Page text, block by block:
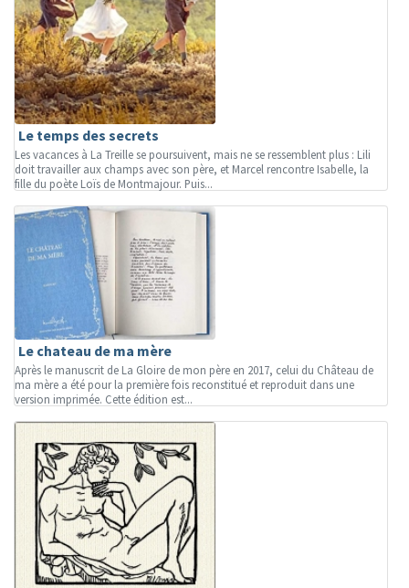
Le temps des secrets
Les vacances à La Treille se poursuivent, mais ne se ressemblent plus : Lili
doit travailler aux champs avec son père, et Marcel rencontre Isabelle, la
fille du poète Loïs de Montmajour. Puis...
Le chateau de ma mère
Après le manuscrit de La Gloire de mon père en 2017, celui du Château de
ma mère a été pour la première fois reconstitué et reproduit dans une
version imprimée. Cette édition est...